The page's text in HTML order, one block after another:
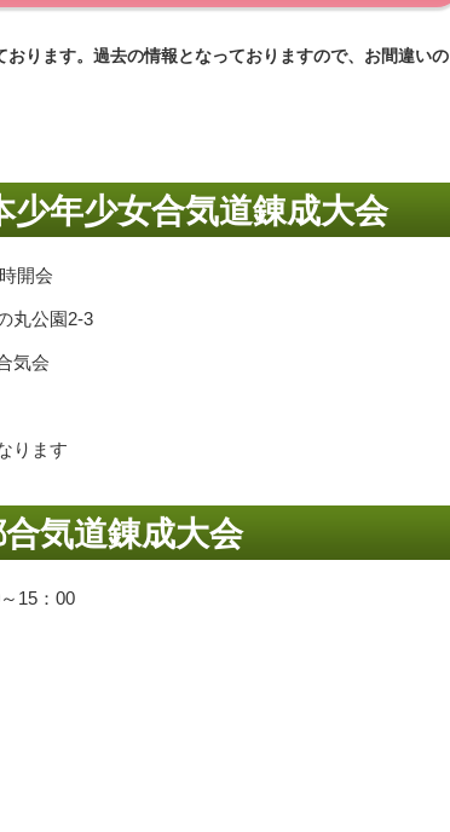
ります。過去の情報となっておりますので、お間違いの
少年少女合気道錬成大会
開会
丸公園2-3
気会
ります
気道錬成大会
15：00